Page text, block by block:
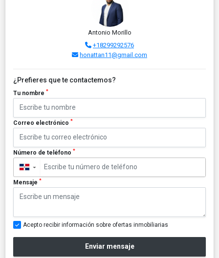
Antonio Morillo
+18299292576
honattan11@gmail.com
¿Prefieres que te contactemos?
Tu nombre *
Correo electrónico *
Número de teléfono *
▼
Mensaje *
Acepto recibir información sobre ofertas inmobiliarias
Enviar mensaje